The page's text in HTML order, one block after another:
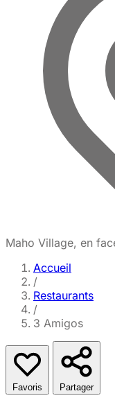
Maho Village, en
Accueil
/
Restaurants
/
3 Amigos
Favoris Partager